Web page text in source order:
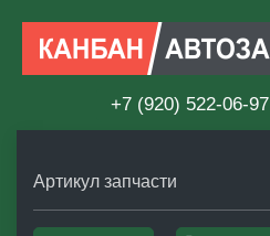
+7 (920) 522-06-97
Артикул запчасти